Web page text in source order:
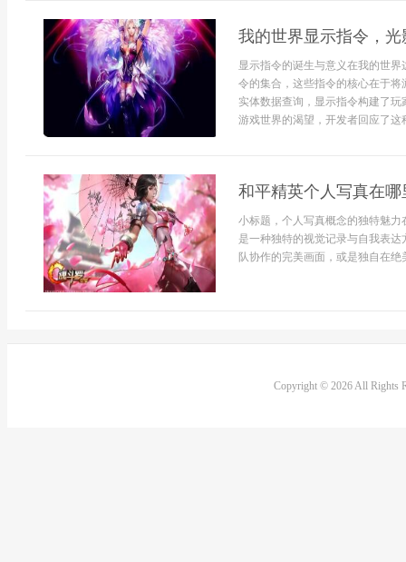
我的世界显示指令，
显示指令的诞生与意义在我的世
令的集合，这些指令的核心在于
实体数据查询，显示指令构建了
游戏世界的渴望，开发者回应了
和平精英个人写真在
小标题，个人写真概念的独特魅
是一种独特的视觉记录与自我表
队协作的完美画面，或是独自在
Copyright © 2026 All Rights